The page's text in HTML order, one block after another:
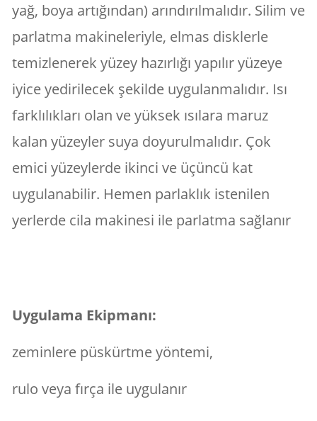
yağ, boya artığından) arındırılmalıdır. Silim ve
parlatma makineleriyle, elmas disklerle
temizlenerek yüzey hazırlığı yapılır yüzeye
iyice yedirilecek şekilde uygulanmalıdır. Isı
farklılıkları olan ve yüksek ısılara maruz
kalan yüzeyler suya doyurulmalıdır. Çok
emici yüzeylerde ikinci ve üçüncü kat
uygulanabilir. Hemen parlaklık istenilen
yerlerde cila makinesi ile parlatma sağlanır
Uygulama Ekipmanı:
zeminlere püskürtme yöntemi,
rulo veya fırça ile uygulanır